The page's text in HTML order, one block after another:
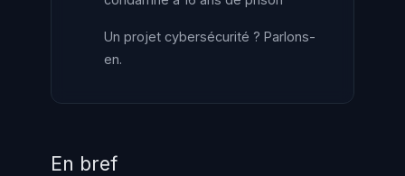
Un projet cybersécurité ? Parlons-
en.
En bref